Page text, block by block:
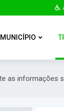
MUNICÍPIO
as informações